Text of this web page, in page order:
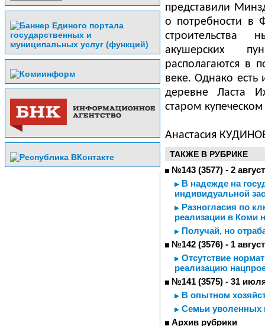
представили
о потребности в
строительства
акушерских
располагаются в
веке. Однако есть
деревне Ласта
старом
Анастасия
ТАКЖЕ В РУБРИКЕ
№143 (3577) - 2
В надежде на
индивидуальной
Разногласия по
реализации в Коми
Получай, но
№142 (3576) - 1
Отсутствие
реализацию
№141 (3575) - 31
В опытном
Семьи уволенных
Архив рубрики